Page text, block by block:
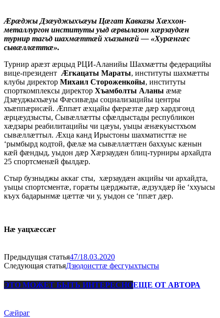
Æрæджы Дзæуджыхъæуы Цæгат Кавказы Хæххон-
металлургон институты уыд æрвылазон хæрзаудæн
турнир тагъд шахмæттæй хъазынæй — «Хурæнгæс
сывæллæттæ».
Турнир арæзт æрцыд РЦИ-Аланийы Шахмæтты федерацийы
вице-президент Æгкацаты Мараты, институты шахмæтты
клубы директор Михаил Стороженкойы, институты
спорткомплексы директор Хъамболты Аланы æмæ
Дзæуджыхъæуы Фæсивæды социализацийы центры
хъæппæрисæй. Æппæт æхцайы фæрæзтæ дæр хардзгонд
æрцæудзысты, Сывæллæтты сфæлдыстады республикон
хæдзары реабилитацийы чи цæуы, уыцы æнæкуыстхъом
сывæллæттыл. Æхца канд Ирыстоны шахматисттæ не
‘рымбырд кодтой, фæлæ ма сывæллæттæн баххуыс кæнын
кæй фæндыд, уыдон дæр Хæрзаудæн блиц-турниры архайдта
25 спортсменæй фылдæр.
Стыр бузныджы аккаг сты, хæрзаудæн акцийы чи архайдта,
уыцы спортсментæ, горæты цæрджытæ, æдзухдæр йе ‘ххуысы
къух бадарынмæ цæттæ чи у, уыдон се ‘ппæт дæр.
Нæ уацхæссæг
Предыдущая статья47/18.03.2020
Следующая статьяДзюдоисттæ фесгуыхтысты
ЭТО МОЖЕТ БЫТЬ ИНТЕРЕСНОЕЩЕ ОТ АВТОРА
Сæйраг